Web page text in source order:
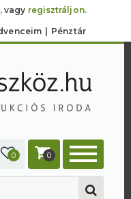
vagy regisztráljon.
Pénztár
0 0